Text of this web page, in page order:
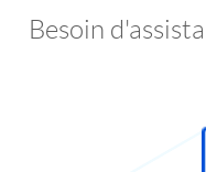
Besoin